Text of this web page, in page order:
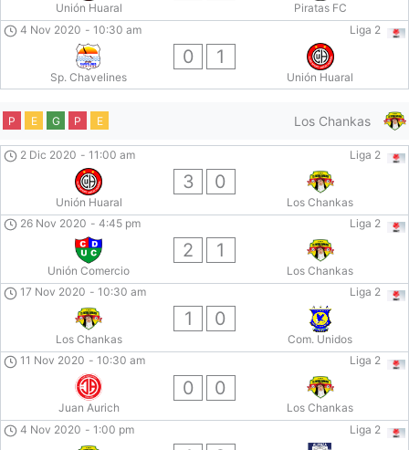
Unión Huaral
Piratas FC
Liga 2
4 Nov 2020 - 10:30 am
Sp. Chavelines
0 1
Unión Huaral
Los Chankas
P E G P E
Liga 2
2 Dic 2020 - 11:00 am
Unión Huaral
3 0
Los Chankas
Liga 2
26 Nov 2020 - 4:45 pm
Unión Comercio
2 1
Los Chankas
Liga 2
17 Nov 2020 - 10:30 am
Los Chankas
1 0
Com. Unidos
Liga 2
11 Nov 2020 - 10:30 am
Juan Aurich
0 0
Los Chankas
Liga 2
4 Nov 2020 - 1:00 pm